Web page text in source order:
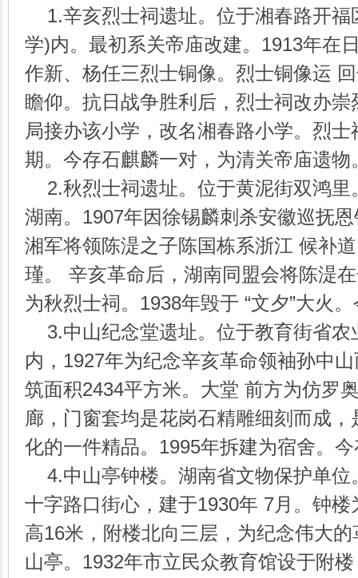
1.辛亥烈士祠遗址。位于湘春路开福
学)内。最初系关帝庙改建。1913年在
作新、杨任三烈士铜像。烈士铜像运
瞻仰。抗日战争胜利后，烈士祠改办
局接办该小学，改名湘春路小学。烈士
期。今存石麒麟一对，为清关帝庙遗物
2.秋烈士祠遗址。位于黄泥街双鸿里
湖南。1907年因徐锡麟刺杀安徽巡抚
湘军将领陈湜之子陈国栋系浙江 候补
瑾。 辛亥革命后，湖南同盟会将陈湜
为秋烈士祠。1938年毁于 “文夕”大火
3.中山纪念堂遗址。位于教育街省农
内，1927年为纪念辛亥革命领袖孙中
筑面积2434平方米。大堂 前方为仿罗
廊，门窗套均是花岗石精雕细刻而成
化的一件精品。1995年拆建为宿舍。
4.中山亭钟楼。湖南省文物保护单位
十字路口街心，建于1930年 7月。钟
高16米，附楼北向三层，为纪念伟大
山亭。1932年市立民众教育馆设于附